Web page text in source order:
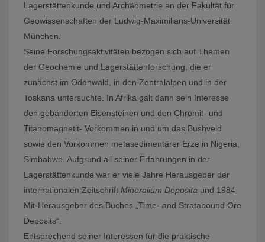
Lagerstättenkunde und Archäometrie an der Fakultät für
Geowissenschaften der Ludwig-Maximilians-Universität
München.
Seine Forschungsaktivitäten bezogen sich auf Themen
der Geochemie und Lagerstättenforschung, die er
zunächst im Odenwald, in den Zentralalpen und in der
Toskana untersuchte. In Afrika galt dann sein Interesse
den gebänderten Eisensteinen und den Chromit- und
Titanomagnetit- Vorkommen in und um das Bushveld
sowie den Vorkommen metasedimentärer Erze in Nigeria,
Simbabwe. Aufgrund all seiner Erfahrungen in der
Lagerstättenkunde war er viele Jahre Herausgeber der
internationalen Zeitschrift Mineralium Deposita und 1984
Mit-Herausgeber des Buches „Time- and Stratabound Ore
Deposits“.
Entsprechend seiner Interessen für die praktische